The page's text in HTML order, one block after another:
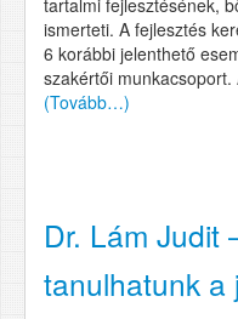
tartalmi fejlesztésének,
ismerteti. A fejlesztés
6 korábbi jelenthető
szakértői
(Tovább…)
Dr. Lám Judit
tanulhatunk a